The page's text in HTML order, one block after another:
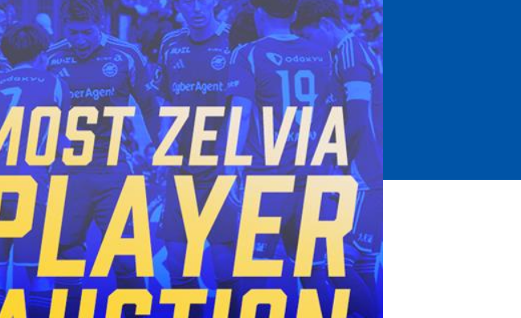
ファンになるトップ
ファンクラブ
クラブゼルビスタへの入会
シーズンシート
ＦＣ町田ゼルビアをサポート
トレーニングの見学・ファンサービ
ス
ボランティア
ＦＣ町田ゼルビアカレンダー
ホームタウントップ
ゼルビアアシスト募集
ゼルビアアシスト協賛企業一覧
ゼルナビ
ゼル塾
ＦＣ町田ゼルビアスポーツクラブ
ＦＣ町田ゼルビアアカデミー
ゼルビアフットサルパーク